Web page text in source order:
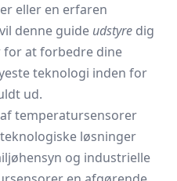
eller en erfaren
denne guide udstyre dig
for at forbedre dine
teknologi inden for
ud.
temperatursensorer
løsninger
og industrielle